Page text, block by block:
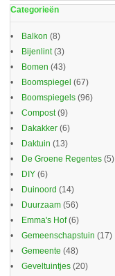
Categorieën
Balkon (8)
Bijenlint(3)
Bomen (43)
Boomspiegel (67)
Boomspiegels (96)
Compost(9)
Dakakker (6)
Daktuin (13)
De Groene Regentes (5)
DIY (6)
Duinoord (14)
Duurzaam (56)
Emma's Hof(6)
Gemeenschapstuin (17)
Gemeente (48)
Geveltuintjes (20)